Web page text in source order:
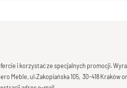
i korzystać ze specjalnych promocji.
Meble, ul.Zakopiańska 105, 30-418